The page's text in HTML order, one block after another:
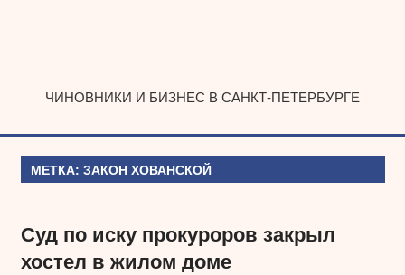
ЧИНОВНИКИ И БИЗНЕС В САНКТ-ПЕТЕРБУРГЕ
МЕТКА: ЗАКОН ХОВАНСКОЙ
Суд по иску прокуроров закрыл
хостел в жилом доме